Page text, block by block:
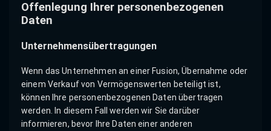
Offenlegung Ihrer personenbezogenen
Daten
Unternehmensübertragungen
Wenn das Unternehmen an einer Fusion, Übernahme oder
einem Verkauf von Vermögenswerten beteiligt ist,
können Ihre personenbezogenen Daten übertragen
werden. In diesem Fall werden wir Sie darüber
informieren, bevor Ihre Daten einer anderen